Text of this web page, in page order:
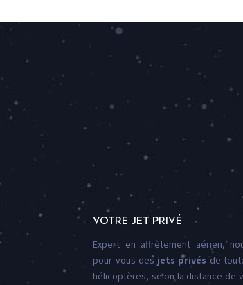
VOTRE JET PRIVÉ
Expert en affrètement aérien,
pour vous des jets privés de
hélicoptères, selon la distance de